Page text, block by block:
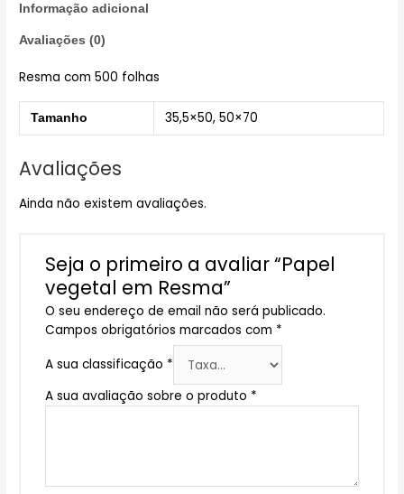
Informação adicional
Avaliações (0)
Resma com 500 folhas
Tamanho 35,5×50, 50×70
Avaliações
Ainda não existem avaliações.
Seja o primeiro a avaliar “Papel
vegetal em Resma”
O seu endereço de email não será publicado.
Campos obrigatórios marcados com *
A sua classificação *
A sua avaliação sobre o produto *